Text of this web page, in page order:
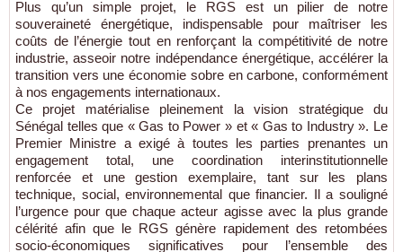
Plus qu’un simple projet, le RGS est un pilier de notre
souveraineté énergétique, indispensable pour maîtriser les
coûts de l’énergie tout en renforçant la compétitivité de notre
industrie, asseoir notre indépendance énergétique, accélérer la
transition vers une économie sobre en carbone, conformément
à nos engagements internationaux.
Ce projet matérialise pleinement la vision stratégique du
Sénégal telles que « Gas to Power » et « Gas to Industry ». Le
Premier Ministre a exigé à toutes les parties prenantes un
engagement total, une coordination interinstitutionnelle
renforcée et une gestion exemplaire, tant sur les plans
technique, social, environnemental que financier. Il a souligné
l’urgence pour que chaque acteur agisse avec la plus grande
célérité afin que le RGS génère rapidement des retombées
socio-économiques significatives pour l’ensemble des